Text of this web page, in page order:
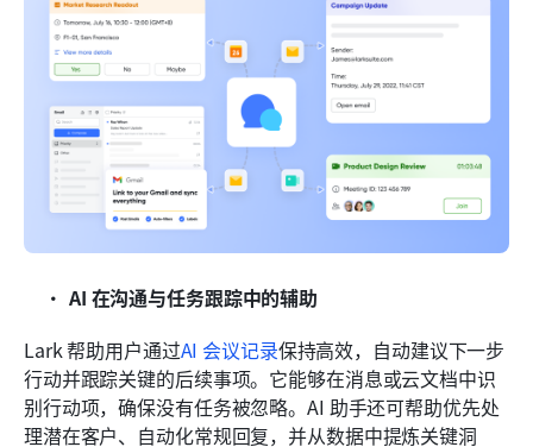
AI 在沟通与任务跟踪中的辅助
Lark 帮助用户通过AI 会议记录保持高效，自动建议下一步
行动并跟踪关键的后续事项。它能够在消息或云文档中识
别行动项，确保没有任务被忽略。AI 助手还可帮助优先处
理潜在客户、自动化常规回复，并从数据中提炼关键洞